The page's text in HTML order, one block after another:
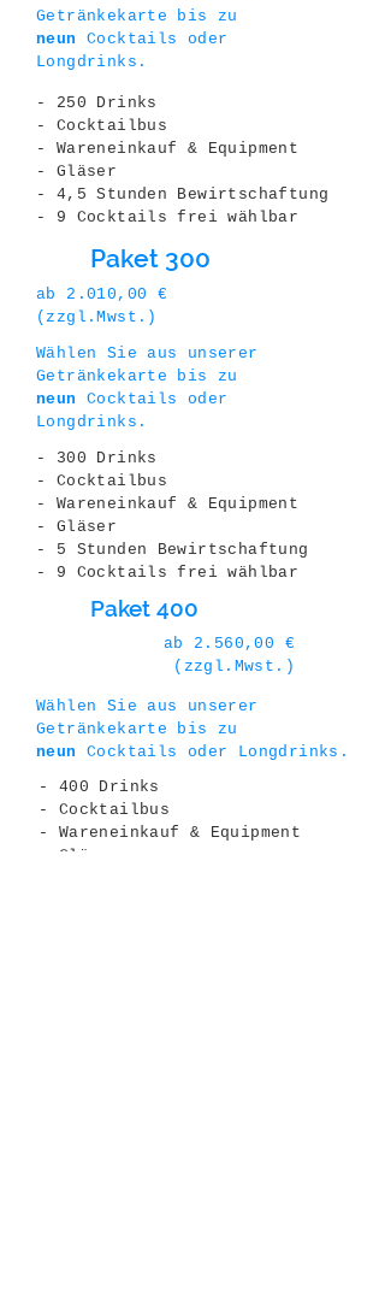
Getränkekarte bis zu
neun Cocktails oder
Longdrinks.
- 250 Drinks
- Cocktailbus
- Wareneinkauf & Equipment
- Gläser
- 4,5 Stunden Bewirtschaftung
- 9 Cocktails frei wählbar
Paket 300
ab 2.010,00 €
(zzgl.Mwst.)
Wählen Sie aus unserer
Getränkekarte bis zu
neun Cocktails oder
Longdrinks.
- 300 Drinks
- Cocktailbus
- Wareneinkauf & Equipment
- Gläser
- 5 Stunden Bewirtschaftung
- 9 Cocktails frei wählbar
Paket 400
ab 2.560,00 €
(zzgl.Mwst.)
Wählen Sie aus unserer
Getränkekarte bis zu
neun
Cocktails oder Longdrinks.
- 400 Drinks
- Cocktailbus
- Wareneinkauf & Equipment
- Gläser